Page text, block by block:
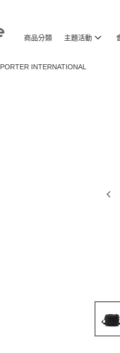
商品分類 主題活動
PORTER INTERNATIONAL